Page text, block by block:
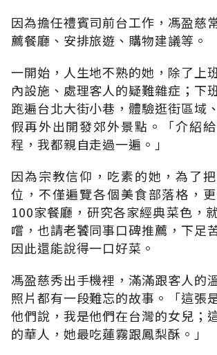
因為擔任禮賓司前台工作，馮盈慈
薦餐廳、安排旅遊、購物建議等。
一開始，人生地不熟的她，除了上
內設施、處理客人的疑難雜症；下
跑遍台北大街小巷，體驗逛街區域
假再外出開發郊外景點。「介紹
程，我都親自走過一遍。」
因為宗教信仰，吃素的她，為了
位，不僅遍覽各個美食部落格，
100家餐廳，研究各家經典菜色，
嚐，也請老饕同事口碑推薦，下足
因此還能說得一口好菜。
馮盈慈秀出手機裡，滿滿跟客人的
照片都有一段難忘的故事。「這張
他們說，我是他們在台灣的女兒；
的華人，她最吃蓮霧跟鳳梨酥。」